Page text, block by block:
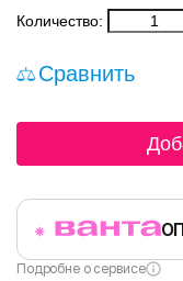
Количество:
Сравнить
Подробне о сервисе